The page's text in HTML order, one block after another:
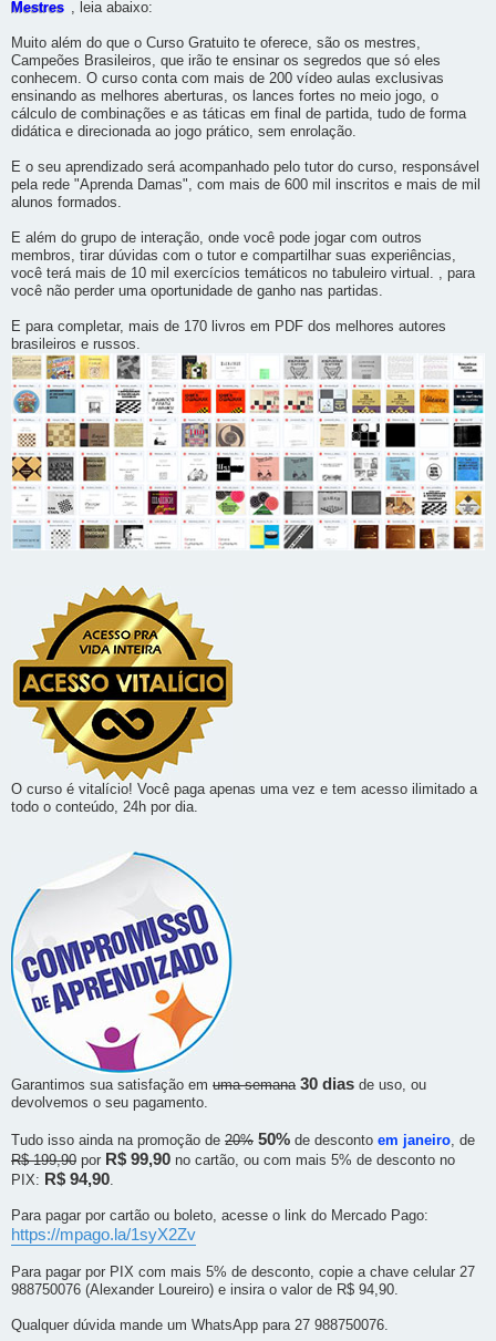
Mestres , leia abaixo:
Muito além do que o Curso Gratuito te oferece, são os mestres,
Campeões Brasileiros, que irão te ensinar os segredos que só eles
conhecem. O curso conta com mais de 200 vídeo aulas exclusivas
ensinando as melhores aberturas, os lances fortes no meio jogo, o
cálculo de combinações e as táticas em final de partida, tudo de forma
didática e direcionada ao jogo prático, sem enrolação.
E o seu aprendizado será acompanhado pelo tutor do curso, responsável
pela rede "Aprenda Damas", com mais de 600 mil inscritos e mais de mil
alunos formados.
E além do grupo de interação, onde você pode jogar com outros
membros, tirar dúvidas com o tutor e compartilhar suas experiências,
você terá mais de 10 mil exercícios temáticos no tabuleiro virtual. , para
você não perder uma oportunidade de ganho nas partidas.
E para completar, mais de 170 livros em PDF dos melhores autores
brasileiros e russos.
O curso é vitalício! Você paga apenas uma vez e tem acesso ilimitado a
todo o conteúdo, 24h por dia.
Garantimos sua satisfação em uma semana 30 dias de uso, ou
devolvemos o seu pagamento.
Tudo isso ainda na promoção de 20% 50% de desconto em janeiro, de
R$ 199,90 por R$ 99,90 no cartão, ou com mais 5% de desconto no
PIX: R$ 94,90.
Para pagar por cartão ou boleto, acesse o link do Mercado Pago:
https://mpago.la/1syX2Zv
Para pagar por PIX com mais 5% de desconto, copie a chave celular 27
988750076 (Alexander Loureiro) e insira o valor de R$ 94,90.
Qualquer dúvida mande um WhatsApp para 27 988750076.